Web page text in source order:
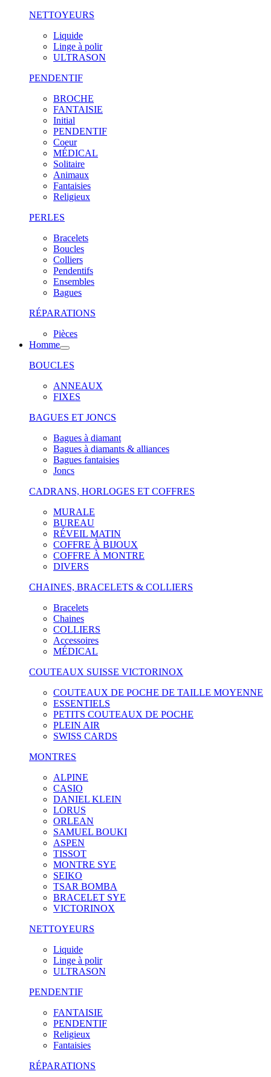
NETTOYEURS
Liquide
Linge à polir
ULTRASON
PENDENTIF
BROCHE
FANTAISIE
Initial
PENDENTIF
Coeur
MÉDICAL
Solitaire
Animaux
Fantaisies
Religieux
PERLES
Bracelets
Boucles
Colliers
Pendentifs
Ensembles
Bagues
RÉPARATIONS
Pièces
Homme
BOUCLES
ANNEAUX
FIXES
BAGUES ET JONCS
Bagues à diamant
Bagues à diamants & alliances
Bagues fantaisies
Joncs
CADRANS, HORLOGES ET COFFRES
MURALE
BUREAU
RÉVEIL MATIN
COFFRE À BIJOUX
COFFRE À MONTRE
DIVERS
CHAINES, BRACELETS & COLLIERS
Bracelets
Chaines
COLLIERS
Accessoires
MÉDICAL
COUTEAUX SUISSE VICTORINOX
COUTEAUX DE POCHE DE TAILLE MOYENNE
ESSENTIELS
PETITS COUTEAUX DE POCHE
PLEIN AIR
SWISS CARDS
MONTRES
ALPINE
CASIO
DANIEL KLEIN
LORUS
ORLEAN
SAMUEL BOUKI
ASPEN
TISSOT
MONTRE SYE
SEIKO
TSAR BOMBA
BRACELET SYE
VICTORINOX
NETTOYEURS
Liquide
Linge à polir
ULTRASON
PENDENTIF
FANTAISIE
PENDENTIF
Religieux
Fantaisies
RÉPARATIONS